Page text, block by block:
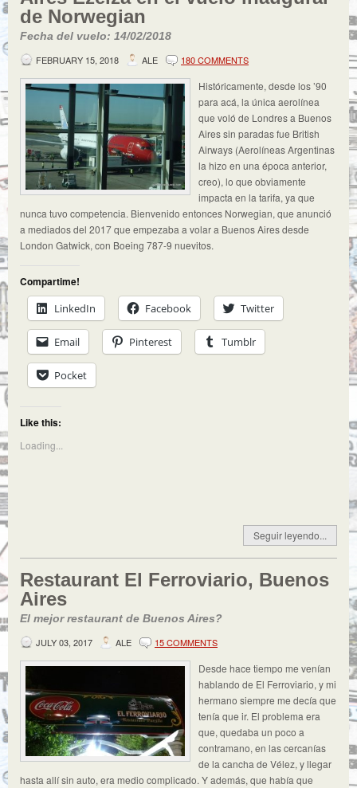
de Norwegian
Fecha del vuelo: 14/02/2018
FEBRUARY 15, 2018
ALE 180 COMMENTS
Históricamente, desde los ’90
para acá, la única aerolínea
que voló de Londres a Buenos
Aires sin paradas fue British
Airways (Aerolíneas Argentinas
la hizo en una época anterior,
creo), lo que obviamente
impacta en la tarifa, ya que
nunca tuvo competencia. Bienvenido entonces Norwegian, que anunció
a mediados del 2017 que empezaba a volar a Buenos Aires desde
London Gatwick, con Boeing 787-9 nuevitos.
Compartime!
LinkedIn
Facebook Twitter
Email Pinterest Tumblr
Pocket
Like this:
Loading...
Seguir leyendo...
Restaurant El Ferroviario, Buenos
Aires
El mejor restaurant de Buenos Aires?
JULY 03, 2017
ALE 15 COMMENTS
Desde hace tiempo me venían
hablando de El Ferroviario, y mi
hermano siempre me decía que
tenía que ir. El problema era
que, quedaba un poco a
contramano, en las cercanías
de la cancha de Vélez, y llegar
hasta allí sin auto, era medio complicado. Y además, que había que